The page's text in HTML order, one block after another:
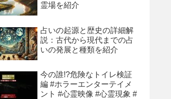
霊場を紹介
占いの起源と歴史の詳細解
説：古代から現代までの占
いの発展と種類を紹介
今の誰!?危険なトイレ検証
編 #ホラーエンターテイメ
ント #心霊映像 #心霊現象 #